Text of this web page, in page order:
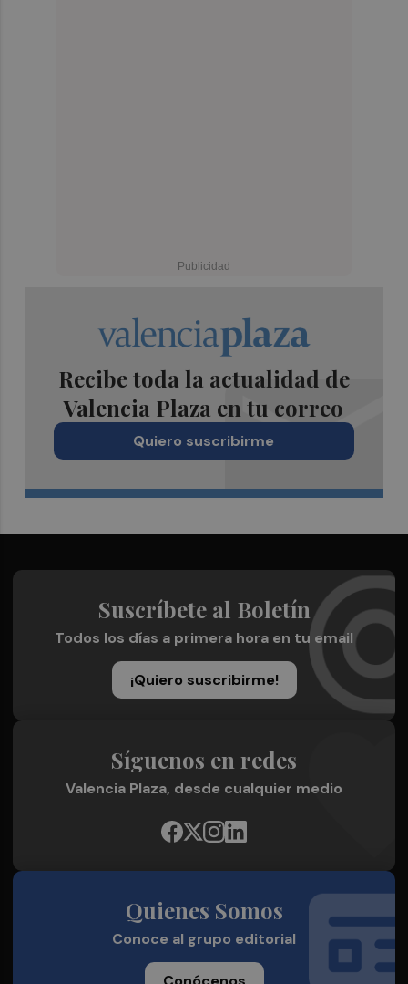
Recibe toda la actualidad de
Valencia Plaza en tu correo
Quiero suscribirme
Suscríbete al Boletín
Todos los días a primera hora en tu email
¡Quiero suscribirme!
Síguenos en redes
Valencia Plaza, desde cualquier medio
Quienes Somos
Conoce al grupo editorial